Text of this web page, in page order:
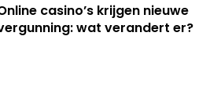
casino’s krijgen nieuwe
wat verandert er?